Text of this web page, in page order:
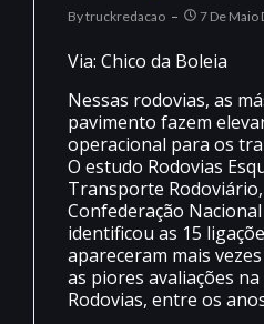
ByTruckredacao 7 De Maio
Via: Chico da Boleia
Nessas rodovias, as
pavimento fazem
operacional para os
O estudo Rodovias
Transporte
Confederação
identificou as 15
apareceram mais
as piores avaliações
Rodovias, entre os